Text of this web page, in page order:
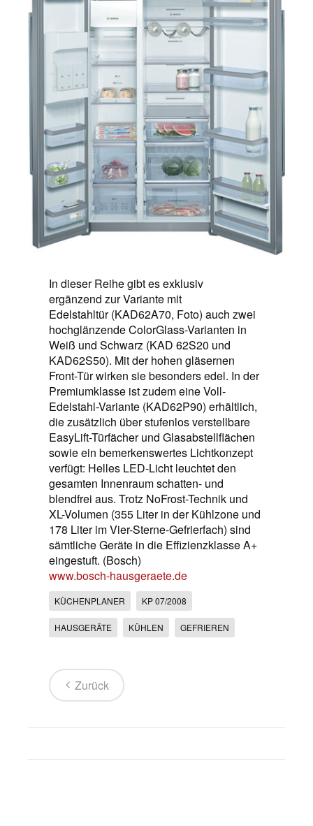
In dieser Reihe gibt es exklusiv
ergänzend zur Variante mit
Edelstahltür (KAD62A70, Foto) auch zwei
hochglänzende ColorGlass-Varianten in
Weiß und Schwarz (KAD 62S20 und
KAD62S50). Mit der hohen gläsernen
Front-Tür wirken sie besonders edel. In der
Premium­klasse ist zudem eine Voll-
Edelstahl-Variante (KAD62P90) erhältlich,
die zusätzlich über stufenlos verstellbare
EasyLift-Türfächer und Glasabstellflächen
sowie ein bemerkenswertes Lichtkonzept
verfügt: Helles LED-Licht leuchtet den
gesamten Innenraum schatten- und
blendfrei aus. Trotz NoFrost-Technik und
XL-Volumen (355 Liter in der Kühlzone und
178 Liter im Vier-Sterne-Gefrierfach) sind
sämtliche Geräte in die Effizienzklasse A+
eingestuft. (Bosch)
www.bosch-hausgeraete.de
KÜCHENPLANER KP 07/2008
HAUSGERÄTE KÜHLEN GEFRIEREN
Zurück